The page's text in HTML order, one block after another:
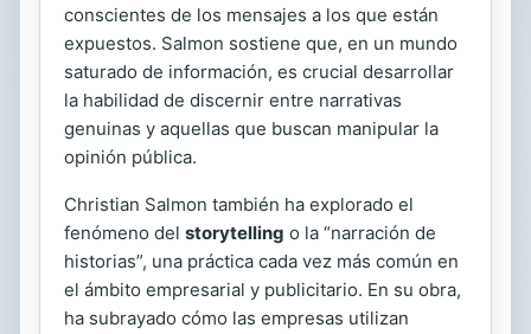
conscientes de los mensajes a los que están
expuestos. Salmon sostiene que, en un mundo
saturado de información, es crucial desarrollar
la habilidad de discernir entre narrativas
genuinas y aquellas que buscan manipular la
opinión pública.
Christian Salmon también ha explorado el
fenómeno del storytelling o la “narración de
historias”, una práctica cada vez más común en
el ámbito empresarial y publicitario. En su obra,
ha subrayado cómo las empresas utilizan